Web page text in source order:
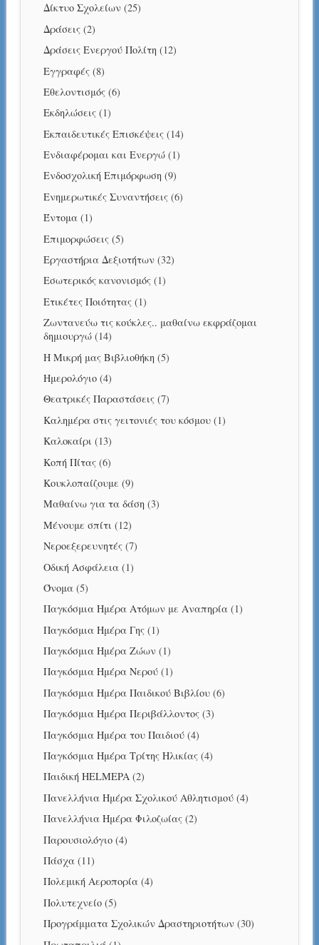
Δίκτυο Σχολείων(25)
Δράσεις(2)
Δράσεις Ενεργού Πολίτη (12)
Εγγραφές(8)
Εθελοντισμός(6)
Εκδηλώσεις(1)
Εκπαιδευτικές Επισκέψεις(14)
Ενδιαφέρομαι και Ενεργώ(1)
Ενδοσχολική Επιμόρφωση (9)
Ενημερωτικές Συναντήσεις(6)
Έντομα(1)
Επιμορφώσεις(5)
Εργαστήρια Δεξιοτήτων(32)
Εσωτερικός κανονισμός(1)
Ετικέτες Ποιότητας(1)
Ζωντανεύω τις κούκλες.. μαθαίνω εκφράζομαι
δημιουργώ(14)
Η Μικρή μας Βιβλιοθήκη (5)
Ημερολόγιο(4)
Θεατρικές Παραστάσεις(7)
Καλημέρα στις γειτονιές του κόσμου(1)
Καλοκαίρι (13)
Κοπή Πίτας(6)
Κουκλοπαίζουμε(9)
Μαθαίνω για τα δάση (3)
Μένουμε σπίτι (12)
Νεροεξερευνητές(7)
Οδική Ασφάλεια(1)
Όνομα(5)
Παγκόσμια Ημέρα Ατόμων με Αναπηρία(1)
Παγκόσμια Ημέρα Γης(1)
Παγκόσμια Ημέρα Ζώων(1)
Παγκόσμια Ημέρα Νερού(1)
Παγκόσμια Ημέρα Παιδικού Βιβλίου(6)
Παγκόσμια Ημέρα Περιβάλλοντος(3)
Παγκόσμια Ημέρα του Παιδιού(4)
Παγκόσμια Ημέρα Τρίτης Ηλικίας(4)
Παιδική HELMEPA(2)
Πανελλήνια Ημέρα Σχολικού Αθλητισμού(4)
Πανελλήνια Ημέρα Φιλοζωίας(2)
Παρουσιολόγιο(4)
Πάσχα(11)
Πολεμική Αεροπορία(4)
Πολυτεχνείο(5)
Προγράμματα Σχολικών Δραστηριοτήτων(30)